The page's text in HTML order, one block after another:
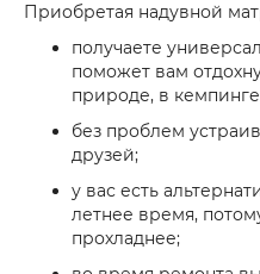
Приобретая надувной
получаете
поможет вам
природе, в
без проблем
друзей;
у вас есть
летнее время,
прохладнее;